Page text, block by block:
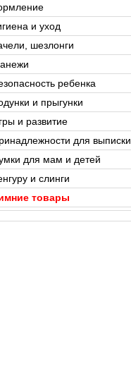
и уход
шезлонги
ребенка
и прыгунки
и развитие
для выписки
для мам и детей
и слинги
товары